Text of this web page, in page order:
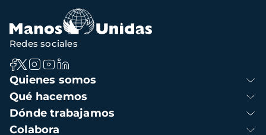
navegación
Navegación
principal
Quienes somos
Qué hacemos
Dónde trabajamos
Colabora
Redes sociales